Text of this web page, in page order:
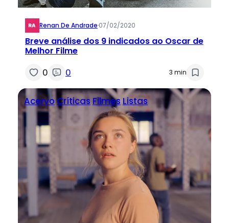
Renan De Andrade·07/02/2020
Breve análise dos 9 indicados ao Oscar de
Melhor Filme
0 0 3 min
Acervo Críticas Filmes Listas